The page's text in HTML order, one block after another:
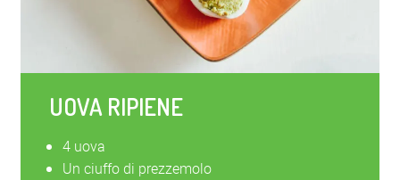
UOVA RIPIENE
4 uova
Un ciuffo di prezzemolo